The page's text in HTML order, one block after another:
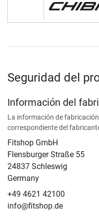
Seguridad del
Información del
La información de
correspondiente del
Fitshop GmbH
Flensburger Straße 55
24837 Schleswig
Germany
+49 4621 42100
info@fitshop.de